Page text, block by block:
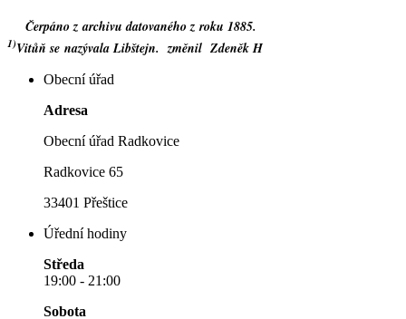
Čerpáno z archivu datovaného z roku 1885.
1)Vitůň se nazývala Libštejn. změnil Zdeněk H
Obecní úřad
Adresa
Obecní úřad Radkovice
Radkovice 65
33401 Přeštice
Úřední hodiny
Středa
19:00 - 21:00
Sobota